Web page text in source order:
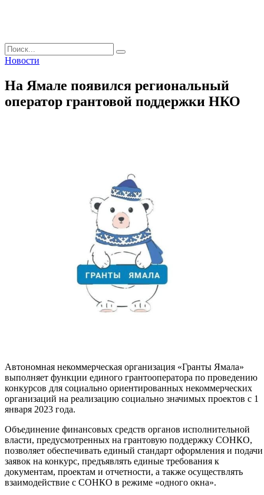
Поиск
Новости
На Ямале появился региональный
оператор грантовой поддержки НКО
Автономная некоммерческая организация «Гранты Ямала»
выполняет функции единого грантооператора по проведению
конкурсов для социально ориентированных некоммерческих
организаций на реализацию социально значимых проектов с 1
января 2023 года.
Объединение финансовых средств органов исполнительной
власти, предусмотренных на грантовую поддержку СОНКО,
позволяет обеспечивать единый стандарт оформления и подачи
заявок на конкурс, предъявлять единые требования к
документам, проектам и отчетности, а также осуществлять
взаимодействие с СОНКО в режиме «одного окна».